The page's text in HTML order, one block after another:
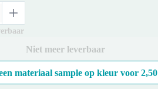
Niet meer leverbaar
materiaal sample op kleur voor2,50